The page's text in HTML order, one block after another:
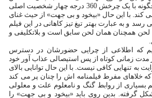
درخشان ابتدای فیلم دقت کنید که چگونه با یک چرخش 360 درجه چهار شخصیت اصلی
کند. با این حال «بیخود و بی جهت» از حیث غنای
و به عبارت بهتر تیغ تیز کاهانی در این فیلم
لحن همچنان همان لحن سابق است و بلاتکلیفی و
که اطلاعی از چرایی حضورشان در دسترس
مدت زمانی کوتاه از پس استیصالی عذاب آور خود
به تنهایی کافی نیست. با این حال توانایی بالای
خلاهای مفرط فیلمنامه اش را چنان پر می کند
از روابط گنگ و نامعلوم علت و معلولی
گرفته. بدین روی باید «بیخود و بی جهت» را